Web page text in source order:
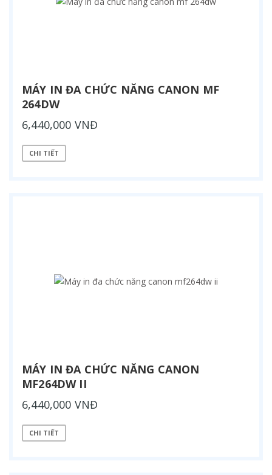
MÁY IN ĐA CHỨC NĂNG CANON MF
264DW
6,440,000 VNĐ
CHI TIẾT
MÁY IN ĐA CHỨC NĂNG CANON
MF264DW II
6,440,000 VNĐ
CHI TIẾT